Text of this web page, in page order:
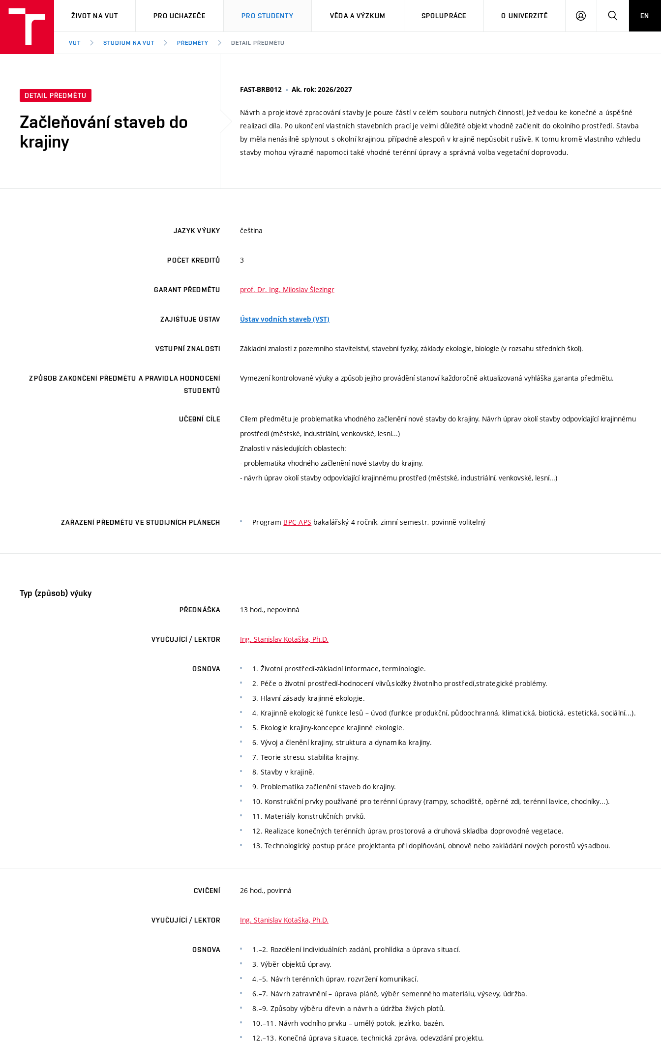
VUT
ŽIVOT NA VUT PRO UCHAZEČE PRO STUDENTY VĚDA A VÝZKUM SPOLUPRÁCE O UNIVERZITĚ
PŘIHLÁSIT HLEDATEN
VUT STUDIUM NA VUT PŘEDMĚTY DETAIL PŘEDMĚTU
DETAIL PŘEDMĚTU
Začleňování staveb do
krajiny
FAST-BRB012 Ak. rok: 2026/2027
Návrh a projektové zpracování stavby je pouze částí v celém souboru nutných činností, jež vedou ke konečné a úspěšné
realizaci díla. Po ukončení vlastních stavebních prací je velmi důležité objekt vhodně začlenit do okolního prostředí. Stavba
by měla nenásilně splynout s okolní krajinou, případně alespoň v krajině nepůsobit rušivě. K tomu kromě vlastního vzhledu
stavby mohou výrazně napomoci také vhodné terénní úpravy a správná volba vegetační doprovodu.
JAZYK VÝUKY čeština
POČET KREDITŮ 3
GARANT PŘEDMĚTU prof. Dr. Ing. Miloslav Šlezingr
ZAJIŠŤUJE ÚSTAV Ústav vodních staveb (VST)
VSTUPNÍ ZNALOSTI Základní znalosti z pozemního stavitelství, stavební fyziky, základy ekologie, biologie (v rozsahu středních škol).
ZPŮSOB ZAKONČENÍ PŘEDMĚTU A PRAVIDLA HODNOCENÍ
STUDENTŮ
Vymezení kontrolované výuky a způsob jejího provádění stanoví každoročně aktualizovaná vyhláška garanta předmětu.
UČEBNÍ CÍLE
Cílem předmětu je problematika vhodného začlenění nové stavby do krajiny. Návrh úprav okolí stavby odpovídající krajinnému
prostředí (městské, industriální, venkovské, lesní...)
Znalosti v následujících oblastech:
- problematika vhodného začlenění nové stavby do krajiny,
- návrh úprav okolí stavby odpovídající krajinnému prostřed (městské, industriální, venkovské, lesní...)
ZAŘAZENÍ PŘEDMĚTU VE STUDIJNÍCH PLÁNECH Program BPC-APS bakalářský 4 ročník, zimní semestr, povinně volitelný
Typ (způsob) výuky
PŘEDNÁŠKA 13 hod., nepovinná
VYUČUJÍCÍ / LEKTOR Ing. Stanislav Kotaška, Ph.D.
OSNOVA
1. Životní prostředí-základní informace, terminologie.
2. Péče o životní prostředí-hodnocení vlivů,složky životního prostředí,strategické problémy.
3. Hlavní zásady krajinné ekologie.
4. Krajinně ekologické funkce lesů – úvod (funkce produkční, půdoochranná, klimatická, biotická, estetická, sociální...).
5. Ekologie krajiny-koncepce krajinné ekologie.
6. Vývoj a členění krajiny, struktura a dynamika krajiny.
7. Teorie stresu, stabilita krajiny.
8. Stavby v krajině.
9. Problematika začlenění staveb do krajiny.
10. Konstrukční prvky používané pro terénní úpravy (rampy, schodiště, opěrné zdi, terénní lavice, chodníky...).
11. Materiály konstrukčních prvků.
12. Realizace konečných terénních úprav, prostorová a druhová skladba doprovodné vegetace.
13. Technologický postup práce projektanta při doplňování, obnově nebo zakládání nových porostů výsadbou.
CVIČENÍ 26 hod., povinná
VYUČUJÍCÍ / LEKTOR Ing. Stanislav Kotaška, Ph.D.
OSNOVA
1.–2. Rozdělení individuálních zadání, prohlídka a úprava situací.
3. Výběr objektů úpravy.
4.–5. Návrh terénních úprav, rozvržení komunikací.
6.–7. Návrh zatravnění – úprava pláně, výběr semenného materiálu, výsevy, údržba.
8.–9. Způsoby výběru dřevin a návrh a údržba živých plotů.
10.–11. Návrh vodního prvku – umělý potok, jezírko, bazén.
12.–13. Konečná úprava situace, technická zpráva, odevzdání projektu.